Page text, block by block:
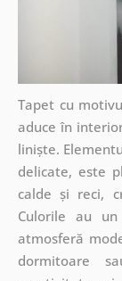
Tapet cu
aduce în
liniște.
delicate, este
calde și reci,
Culorile au
atmosferă
dormitoare